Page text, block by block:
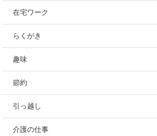
在宅ワーク
らくがき
趣味
節約
引っ越し
介護の仕事